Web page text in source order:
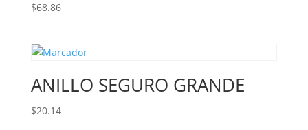
$68.86
ANILLO SEGURO GRANDE
$20.14